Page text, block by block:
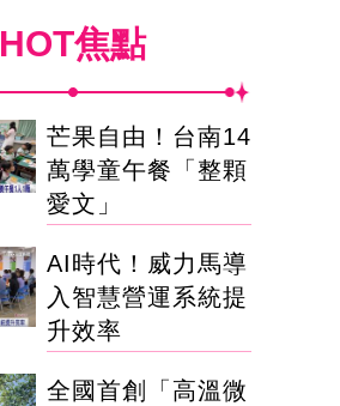
HOT焦點
芒果自由！台南14
萬學童午餐「整顆
愛文」
AI時代！威力馬導
入智慧營運系統提
升效率
全國首創「高溫微